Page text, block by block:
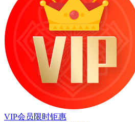
VIP会员限时钜惠